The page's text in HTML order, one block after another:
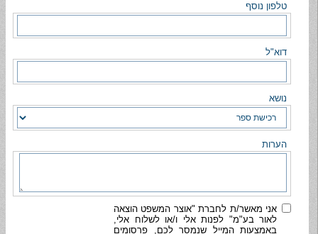
טלפון נוסף
דוא"ל
נושא
הערות
אני מאשר/ת לחברת "אוצר המשפט הוצאה
לאור בע"מ" לפנות אלי ו/או לשלוח אלי,
באמצעות המייל שנמסר לכם, פרסומים